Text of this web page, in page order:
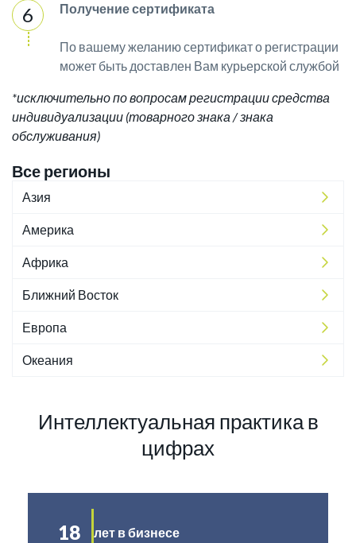
Получение сертификата
По вашему желанию сертификат о регистрации
может быть доставлен Вам курьерской службой
*исключительно по вопросам регистрации средства
индивидуализации (товарного знака / знака
обслуживания)
Все регионы
Азия
Америка
Африка
Ближний Восток
Европа
Океания
Интеллектуальная практика в
цифрах
18 лет в бизнесе